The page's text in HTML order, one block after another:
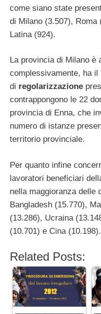
come siano state
di Milano (3.507), Roma
Latina (924).
La provincia di Milano è
complessivamente, ha il
di regolarizzazione
contrappongono le 22
provincia di Enna, che
numero di istanze
territorio provinciale.
Per quanto infine
lavoratori beneficiari
nella maggioranza delle
Bangladesh (15.770),
(13.286), Ucraina
(10.701) e Cina (10.198).
Related Posts: